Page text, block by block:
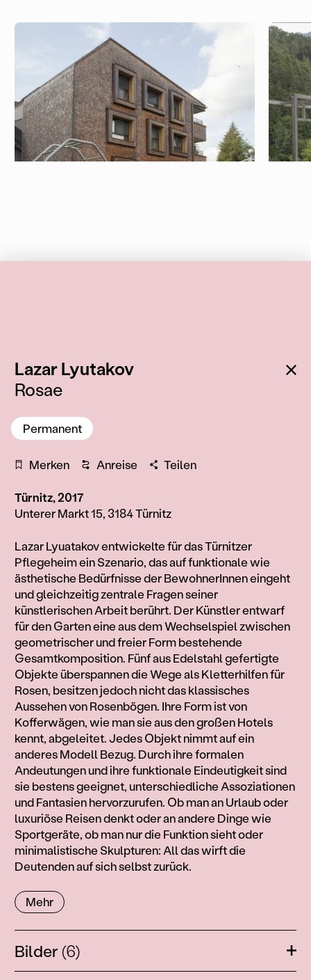
Lazar Lyutakov:
Rosae
Permanent
Merken Anreise Teilen
Türnitz, 2017
Unterer Markt 15, 3184 Türnitz
Information
Lazar Lyuatakov entwickelte für das Türnitzer
Pflegeheim ein Szenario, das auf funktionale wie
ästhetische Bedürfnisse der BewohnerInnen eingeht
und gleichzeitig zentrale Fragen seiner
künstlerischen Arbeit berührt. Der Künstler entwarf
für den Garten eine aus dem Wechselspiel zwischen
geometrischer und freier Form bestehende
Gesamtkomposition. Fünf aus Edelstahl gefertigte
Objekte überspannen die Wege als Kletterhilfen für
Rosen, besitzen jedoch nicht das klassisches
Aussehen von Rosenbögen. Ihre Form ist von
Kofferwägen, wie man sie aus den großen Hotels
kennt, abgeleitet. Jedes Objekt nimmt auf ein
anderes Modell Bezug. Durch ihre formalen
Andeutungen und ihre funktionale Eindeutigkeit sind
sie bestens geeignet, unterschiedliche Assoziationen
und Fantasien hervorzurufen. Ob man an Urlaub oder
luxuriöse Reisen denkt oder an andere Dinge wie
Sportgeräte, ob man nur die Funktion sieht oder
minimalistische Skulpturen: All das wirft die
Deutenden auf sich selbst zurück.
Mehr
Bilder (6)